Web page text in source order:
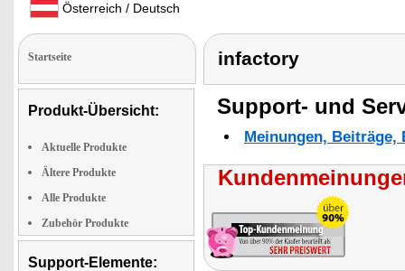
Österreich / Deutsch
Startseite
Produkt-Übersicht:
Aktuelle Produkte
Ältere Produkte
Alle Produkte
Zubehör Produkte
Support-Elemente:
infactory
Support- und
Meinungen,